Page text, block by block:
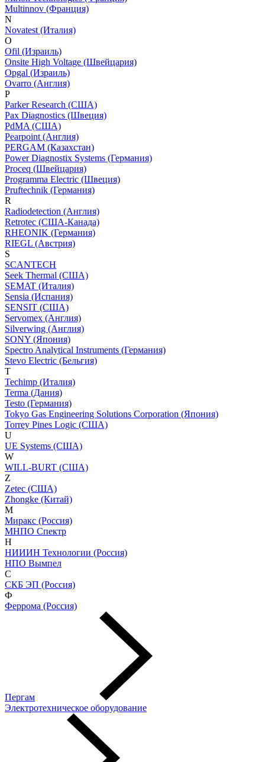
Multinnov (Франция)
N
Novatest (Италия)
O
Ofil (Израиль)
Onsite High Voltage (Швейцария)
Opgal (Израиль)
Ovarro (Англия)
P
Parker Research (США)
Pax Diagnostics (Швеция)
PdMA (США)
Pearpoint (Англия)
PERGAM (Казахстан)
Power Diagnostix Systems (Германия)
Proceq (Швейцария)
Programma Electric (Швеция)
Pruftechnik (Германия)
R
Radiodetection (Англия)
Retrotec (США-Канада)
RHEONIK (Германия)
RIEGL (Австрия)
S
SCANTECH
Seek Thermal (США)
SEMAT (Италия)
Sensia (Испания)
SENSIT (США)
Servomex (Англия)
Silverwing (Англия)
SONY (Япония)
Spectro Analytical Instruments (Германия)
Stevo Electric (Бельгия)
T
Techimp (Италия)
Terma (Дания)
Testo (Германия)
Tokyo Gas Engineering Solutions Corporation (Япония)
Torrey Pines Logic (США)
U
UE Systems (США)
W
WILL-BURT (США)
Z
Zetec (США)
Zhongke (Китай)
М
Миракс (Россия)
МНПО Спектр
Н
НИИИН Технологии (Россия)
НПО Вымпел
С
СКБ ЭП (Россия)
Ф
Феррома (Россия)
Пергам
Электротехническое оборудование